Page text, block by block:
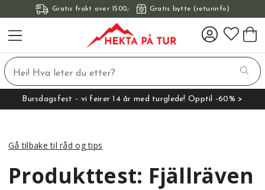
Gratis frakt over 1500,- Gratis bytte (returinfo)
Bursdagsfest - vi feirer 14 år med turglede! Opptil -60% >
Gå tilbake til råd og tips
Produkttest: Fjällräven